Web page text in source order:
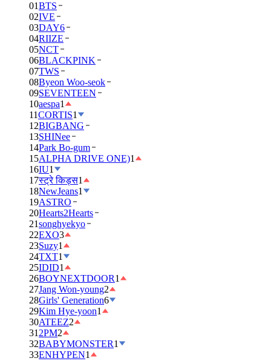
01BTS
02IVE
03DAY6
04RIIZE
05NCT
06BLACKPINK
07TWS
08Byeon Woo-seok
09SEVENTEEN
10aespa1
11CORTIS1
12BIGBANG
13SHINee
14Park Bo-gum
15ALPHA DRIVE ONE)1
16IU1
17स्ट्रे किड्स1
18NewJeans1
19ASTRO
20Hearts2Hearts
21songhyekyo
22EXO3
23Suzy1
24TXT1
25IDID1
26BOYNEXTDOOR1
27Jang Won-young2
28Girls' Generation6
29Kim Hye-yoon1
30ATEEZ2
31 2PM2
32BABYMONSTER1
33ENHYPEN1